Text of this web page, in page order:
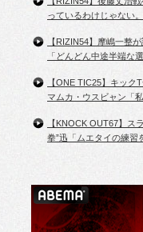
っているわけじゃない
【RIZIN54】摩嶋一整
「どんどん中途半端な
【ONE TIC25】キック
マムカ・ウスビャン「
【KNOCK OUT67】ス
拳”迅「ムエタイの練習